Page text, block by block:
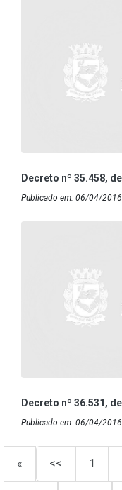
Decreto nº 35.458,
Publicado em: 06/04/
Decreto nº 36.531,
Publicado em: 06/04/
« << 1